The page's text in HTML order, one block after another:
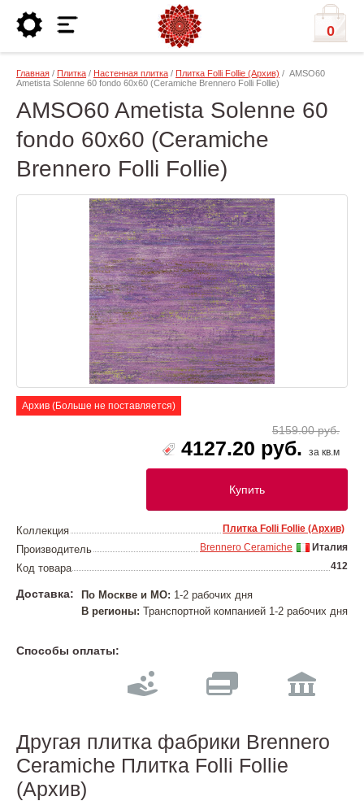
0
Главная / Плитка / Настенная плитка / Плитка Folli Follie (Архив) / AMSO60
Ametista Solenne 60 fondo 60x60 (Ceramiche Brennero Folli Follie)
AMSO60 Ametista Solenne 60
fondo 60x60 (Ceramiche
Brennero Folli Follie)
Архив (Больше не поставляется)
5159.00 руб.
4127.20 руб. за кв.м
Купить
Коллекция Плитка Folli Follie (Архив)
Производитель Италия
Brennero Ceramiche
Код товара 412
Доставка: По Москве и МО: 1-2 рабочих дня
В регионы: Транспортной компанией 1-2 рабочих дня
Способы оплаты:
Другая плитка фабрики Brennero
Ceramiche Плитка Folli Follie
(Архив)